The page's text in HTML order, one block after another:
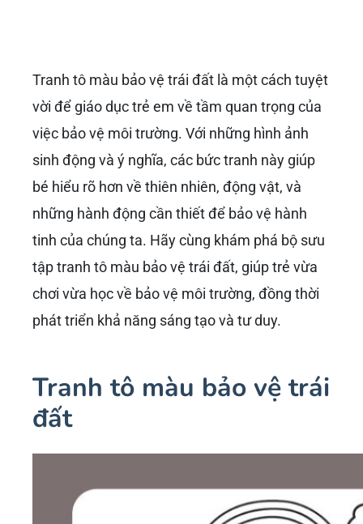
Tranh tô màu bảo vệ trái đất là một cách tuyệt
vời để giáo dục trẻ em về tầm quan trọng của
việc bảo vệ môi trường. Với những hình ảnh
sinh động và ý nghĩa, các bức tranh này giúp
bé hiểu rõ hơn về thiên nhiên, động vật, và
những hành động cần thiết để bảo vệ hành
tinh của chúng ta. Hãy cùng khám phá bộ sưu
tập tranh tô màu bảo vệ trái đất, giúp trẻ vừa
chơi vừa học về bảo vệ môi trường, đồng thời
phát triển khả năng sáng tạo và tư duy.
Tranh tô màu bảo vệ trái
đất